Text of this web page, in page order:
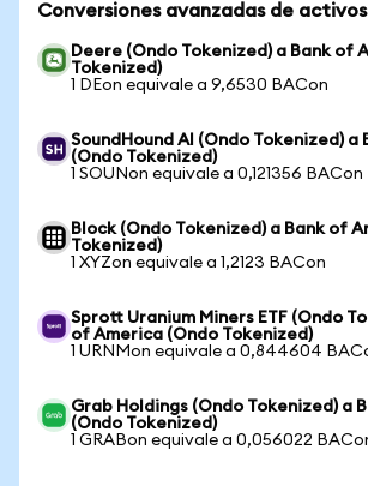
Conversiones avanzadas de activos
Deere (Ondo Tokenized) a Bank of
Tokenized)
1 DEon equivale a 9,6530 BACon
SoundHound AI (Ondo Tokenized) a
(Ondo Tokenized)
1 SOUNon equivale a 0,121356 BACon
Block (Ondo Tokenized) a Bank of
Tokenized)
1 XYZon equivale a 1,2123 BACon
Sprott Uranium Miners ETF (Ondo
of America (Ondo Tokenized)
1 URNMon equivale a 0,844604
Grab Holdings (Ondo Tokenized) a
(Ondo Tokenized)
1 GRABon equivale a 0,056022